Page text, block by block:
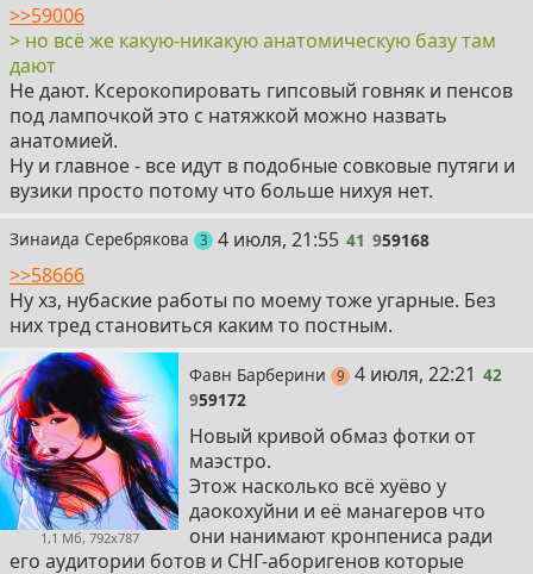
>>59006
> но всё же какую-никакую анатомическую базу там
дают
Не дают. Ксерокопировать гипсовый говняк и пенсов
под лампочкой это с натяжкой можно назвать
анатомией.
Ну и главное - все идут в подобные совковые путяги и
вузики просто потому что больше нихуя нет.
Зинаида Серебрякова 3поста
41
4 июля, 21:55 41 959168
>>58666
Ну хз, нубаские работы по моему тоже угарные. Без
них тред становиться каким то постным.
1,1 Мб, 792x787
Фавн Барберини 9постов
42
4 июля, 22:21 42
959172
Новый кривой обмаз фотки от
маэстро.
Этож насколько всё хуёво у
даокохуйни и её манагеров что
они нанимают кронпениса ради
его аудитории ботов и СНГ-аборигенов которые